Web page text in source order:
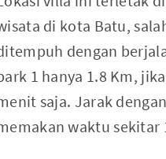
di kota Batu,
dengan
1 hanya 1.8 Km,
saja. Jarak
waktu sekitar